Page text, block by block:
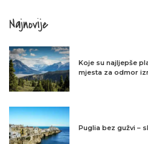
Najnovije
Koje su najljepše
mjesta za odmor
Puglia bez gužvi –